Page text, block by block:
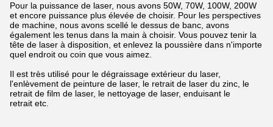
Pour la puissance de laser, nous avons 50W, 70W, 100W, 200W
et encore puissance plus élevée de choisir. Pour les perspectives
de machine, nous avons scellé le dessus de banc, avons
également les tenus dans la main à choisir. Vous pouvez tenir la
tête de laser à disposition, et enlevez la poussière dans n'importe
quel endroit ou coin que vous aimez.
Il est très utilisé pour le dégraissage extérieur du laser,
l'enlèvement de peinture de laser, le retrait de laser du zinc, le
retrait de film de laser, le nettoyage de laser, enduisant le
retrait etc.